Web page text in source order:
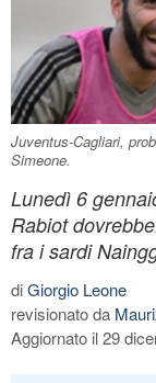
Juventus-Cagliari,
Simeone.
Lunedì 6
Rabiot
fra i sardi
diGiorgio Leone
revisionato da
Aggiornato il 29